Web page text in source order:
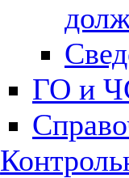
ГО и